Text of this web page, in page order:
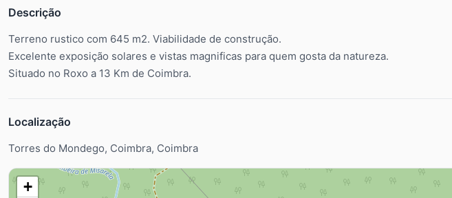
Descrição
Terreno rustico com 645 m2. Viabilidade de construção.
Excelente exposição solares e vistas magnificas para quem gosta da natureza.
Situado no Roxo a 13 Km de Coimbra.
Localização
Torres do Mondego, Coimbra, Coimbra
+